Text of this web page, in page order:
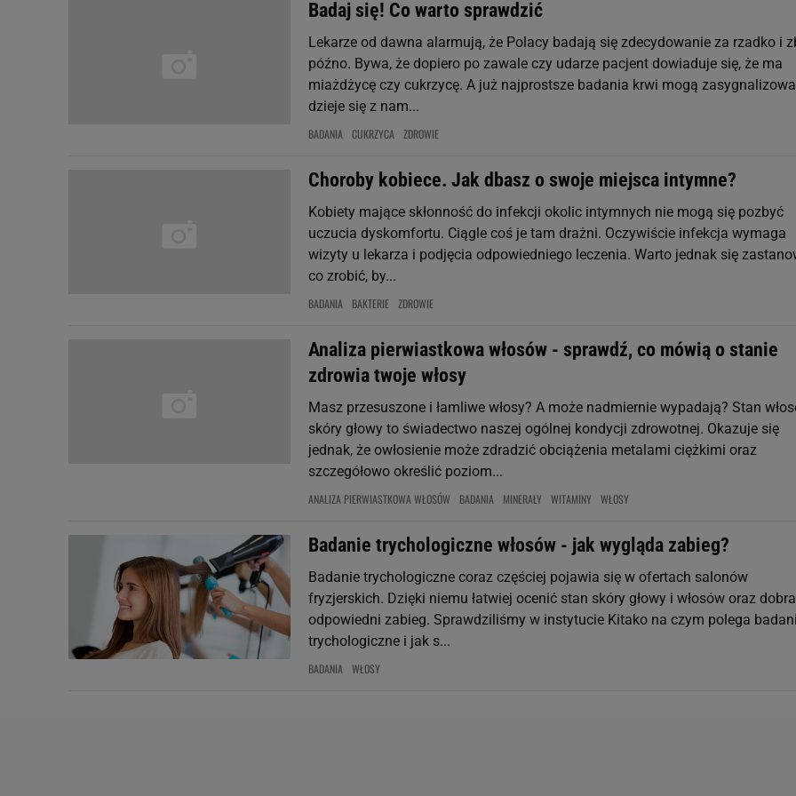
Badaj się! Co warto sprawdzić
Lekarze od dawna alarmują, że Polacy badają się zdecydowanie za rzadko i
późno. Bywa, że dopiero po zawale czy udarze pacjent dowiaduje się, że ma
miażdżycę czy cukrzycę. A już najprostsze badania krwi mogą
dzieje się z nam...
BADANIA CUKRZYCA ZDROWIE
Choroby kobiece. Jak dbasz o swoje miejsca intymne?
Kobiety mające skłonność do infekcji okolic intymnych nie mogą się pozbyć
uczucia dyskomfortu. Ciągle coś je tam drażni. Oczywiście infekcja wymaga
wizyty u lekarza i podjęcia odpowiedniego leczenia. Warto jednak się
co zrobić, by...
BADANIA BAKTERIE ZDROWIE
Analiza pierwiastkowa włosów - sprawdź, co mówią o stanie
zdrowia twoje włosy
Masz przesuszone i łamliwe włosy? A może nadmiernie wypadają? Stan
skóry głowy to świadectwo naszej ogólnej kondycji zdrowotnej. Okazuje się
jednak, że owłosienie może zdradzić obciążenia metalami ciężkimi oraz
szczegółowo określić poziom...
ANALIZA PIERWIASTKOWA WŁOSÓW BADANIA MINERAŁY WITAMINY WŁOSY
Badanie trychologiczne włosów - jak wygląda zabieg?
Badanie trychologiczne coraz częściej pojawia się w ofertach salonów
fryzjerskich. Dzięki niemu łatwiej ocenić stan skóry głowy i włosów oraz
odpowiedni zabieg. Sprawdziliśmy w instytucie Kitako na czym polega
trychologiczne i jak s...
BADANIA WŁOSY